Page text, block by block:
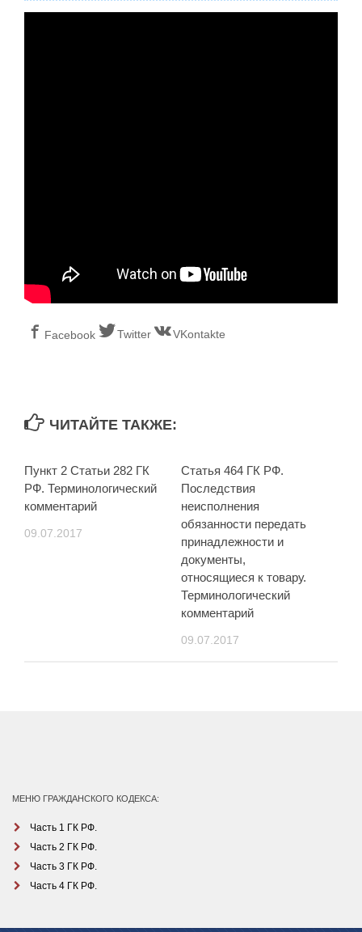
Facebook Twitter VKontakte
ЧИТАЙТЕ ТАКЖЕ:
Пункт 2 Статьи 282 ГК
РФ. Терминологический
комментарий
09.07.2017
Статья 464 ГК РФ.
Последствия
неисполнения
обязанности передать
принадлежности и
документы,
относящиеся к товару.
Терминологический
комментарий
09.07.2017
МЕНЮ ГРАЖДАНСКОГО КОДЕКСА:
Часть 1 ГК РФ.
Часть 2 ГК РФ.
Часть 3 ГК РФ.
Часть 4 ГК РФ.